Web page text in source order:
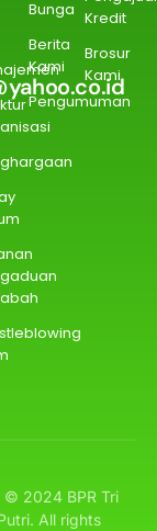
Bunga
Berita
Kami
Pengumuman
Kredit
Brosur
Kami
© 2024 BPR Tri
All rights